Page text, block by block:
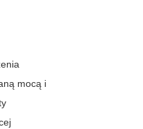
mocą i